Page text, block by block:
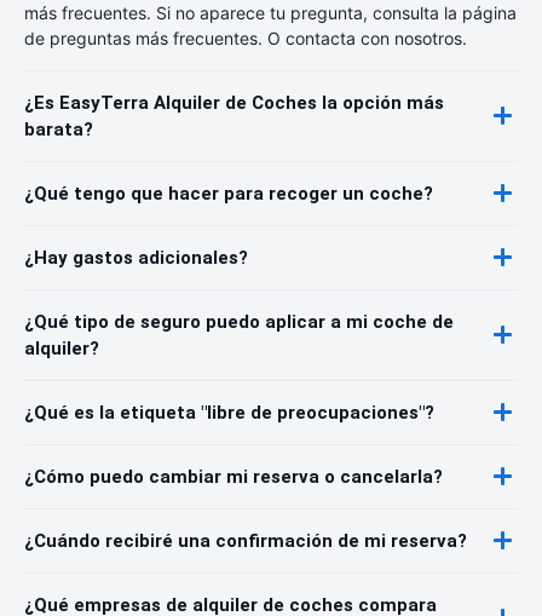
más frecuentes. Si no aparece tu pregunta, consulta la página
de preguntas más frecuentes. O contacta con nosotros.
¿Es EasyTerra Alquiler de Coches la opción más
barata?
¿Qué tengo que hacer para recoger un coche?
¿Hay gastos adicionales?
¿Qué tipo de seguro puedo aplicar a mi coche de
alquiler?
¿Qué es la etiqueta "libre de preocupaciones"?
¿Cómo puedo cambiar mi reserva o cancelarla?
¿Cuándo recibiré una confirmación de mi reserva?
¿Qué empresas de alquiler de coches compara